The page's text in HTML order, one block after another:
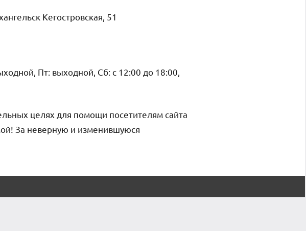
Кегостровская, 51
Пт: выходной, Сб: с 12:00 до 18:00,
целях для помощи посетителям сайта
За неверную и изменившуюся